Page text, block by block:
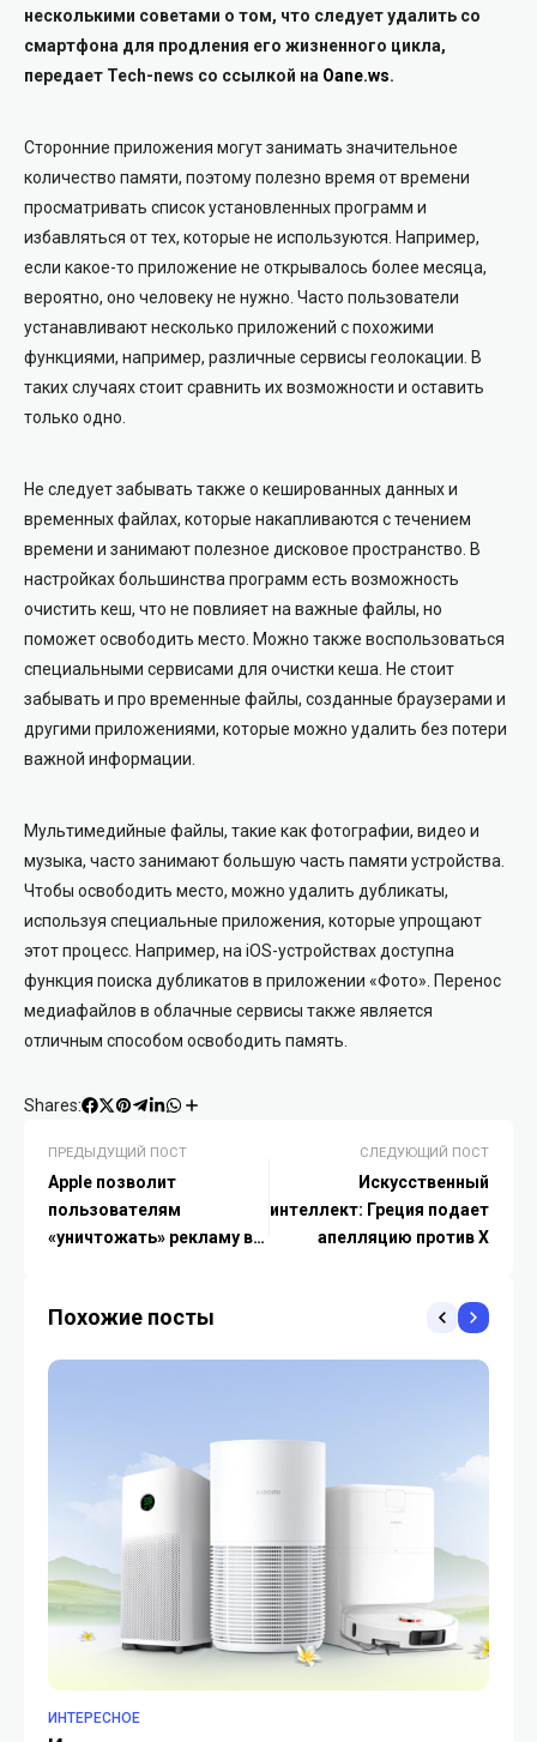
несколькими советами о том, что следует удалить со
смартфона для продления его жизненного цикла,
передает Tech-news со ссылкой на Оane.ws.
Сторонние приложения могут занимать значительное
количество памяти, поэтому полезно время от времени
просматривать список установленных программ и
избавляться от тех, которые не используются. Например,
если какое-то приложение не открывалось более месяца,
вероятно, оно человеку не нужно. Часто пользователи
устанавливают несколько приложений с похожими
функциями, например, различные сервисы геолокации. В
таких случаях стоит сравнить их возможности и оставить
только одно.
Не следует забывать также о кешированных данных и
временных файлах, которые накапливаются с течением
времени и занимают полезное дисковое пространство. В
настройках большинства программ есть возможность
очистить кеш, что не повлияет на важные файлы, но
поможет освободить место. Можно также воспользоваться
специальными сервисами для очистки кеша. Не стоит
забывать и про временные файлы, созданные браузерами и
другими приложениями, которые можно удалить без потери
важной информации.
Мультимедийные файлы, такие как фотографии, видео и
музыка, часто занимают большую часть памяти устройства.
Чтобы освободить место, можно удалить дубликаты,
используя специальные приложения, которые упрощают
этот процесс. Например, на iOS-устройствах доступна
функция поиска дубликатов в приложении «Фото». Перенос
медиафайлов в облачные сервисы также является
отличным способом освободить память.
Shares:
ПРЕДЫДУЩИЙ ПОСТ
Apple позволит
пользователям
«уничтожать» рекламу в
СЛЕДУЮЩИЙ ПОСТ
Искусственный
интеллект: Греция подает
апелляцию против X
Похожие посты
ИНТЕРЕСНОЕ